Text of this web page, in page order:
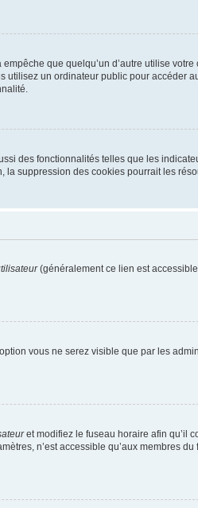
que quelqu’un d’autre utilise votre
utilisez un ordinateur public pour accéder
des fonctionnalités telles que les
suppression des cookies pourrait les
(généralement ce lien est
option vous ne serez visible que par les
et modifiez le fuseau horaire afin qu’il
n’est accessible qu’aux membres du